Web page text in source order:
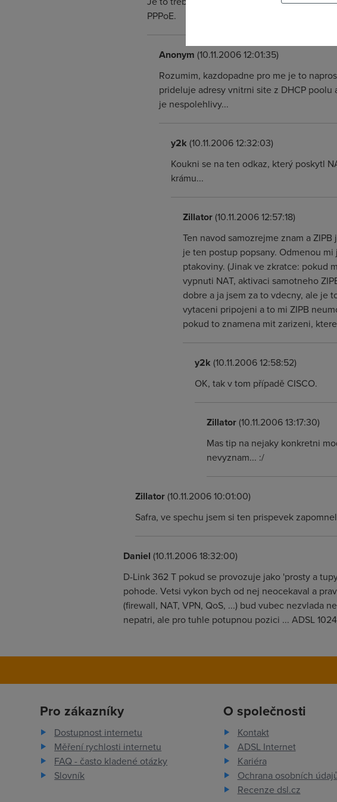
PPPoE.
Anonym (10.11.2006 12:01:35)
Rozumim, kazdopadne pro me je to
prideluje adresy vnitrni site z DHCP
je nespolehlivy...
y2k (10.11.2006 12:32:03)
Koukni se na ten odkaz, který poskytl
krámu...
Zillator(10.11.2006 12:57:18)
Ten navod samozrejme znam a
je ten postup popsany. Odmenou
ptakoviny. (Jinak ve zkratce: pokud
vypnuti NAT, aktivaci samotneho
dobre a ja jsem za to vdecny, ale je
vytaceni pripojeni a to mi ZIPB
pokud to znamena mit zarizeni,
y2k (10.11.2006 12:58:52)
OK, tak v tom případě CISCO.
Zillator(10.11.2006 13:17:30)
Mas tip na nejaky konkretni
nevyznam... :/
Zillator(10.11.2006 10:01:00)
Safra, ve spechu jsem si ten prispevek
Daniel (10.11.2006 18:32:00)
D-Link 362 T pokud se provozuje jako 'prosty a
pohode. Vetsi vykon bych od nej neocekaval a
(firewall, NAT, VPN, QoS, ...) bud vubec nezvlada
nepatri, ale pro tuhle potupnou pozici ... ADSL
Pro zákazníky
Dostupnost internetu
Měření rychlosti internetu
FAQ - často kladené otázky
Slovník
O společnosti
Kontakt
ADSL Internet
Kariéra
Ochrana osobních
Recenze dsl.cz